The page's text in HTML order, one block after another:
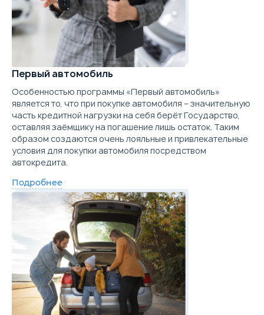
245 л.с.
Мощность
4WD
Привод
210 км/ч
Макс. скорость
Выберите цвет
Подробнее о комплектации
Параметры
Скидка в кредит
Скидка в Трейд-ин
3 500 000
Цена в кредит
41 666
Купить в кредит
Забронировать
Первый автомобиль
Особенностью программы «Первый автомобиль»
является то, что при покупке автомобиля – значительную
часть кредитной нагрузки на себя берёт Государство,
оставляя заёмщику на погашение лишь остаток. Таким
образом создаются очень лояльные и привлекательные
условия для покупки автомобиля посредством
автокредита.
Подробнее